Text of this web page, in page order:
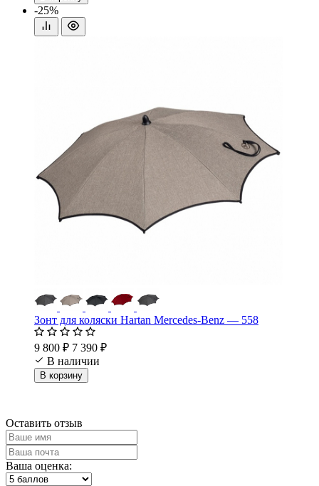
-25%
Зонт для коляски Hartan Mercedes-Benz — 558
9 800 ₽ 7 390 ₽
В наличии
В корзину
Оставить отзыв
Ваша оценка: